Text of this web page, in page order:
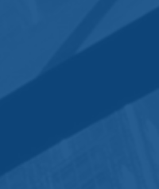
食・介護の限界示